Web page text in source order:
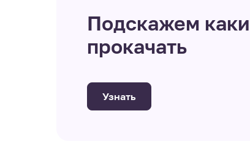
Подскажем
прокачать
Узнать